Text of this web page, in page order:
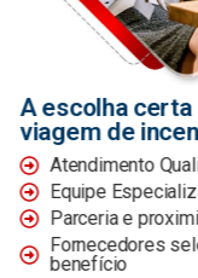
A escolha
viagem de
Atendimento
Equipe
Parceria e
Fornecedores
benefício